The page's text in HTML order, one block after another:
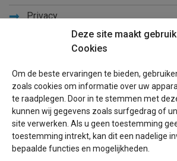
Deze site maakt
Cookies
Om de beste ervaringen te bieden,
zoals cookies om informatie over uw
te raadplegen. Door in te stemmen met
kunnen wij gegevens zoals surfgedrag of
site verwerken. Als u geen toestemming
toestemming intrekt, kan dit een nadelige
bepaalde functies en mogelijkheden.
Privacy
Blog
Voor eigenaren
Een advertentie plaatsen